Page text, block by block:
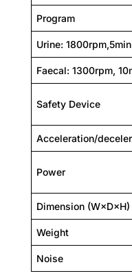
Program
Urine: 1800rpm,5min
Faecal: 1300rpm,
Safety Device
Acceleration/
Power
Dimension (W×D×H)
Weight
Noise